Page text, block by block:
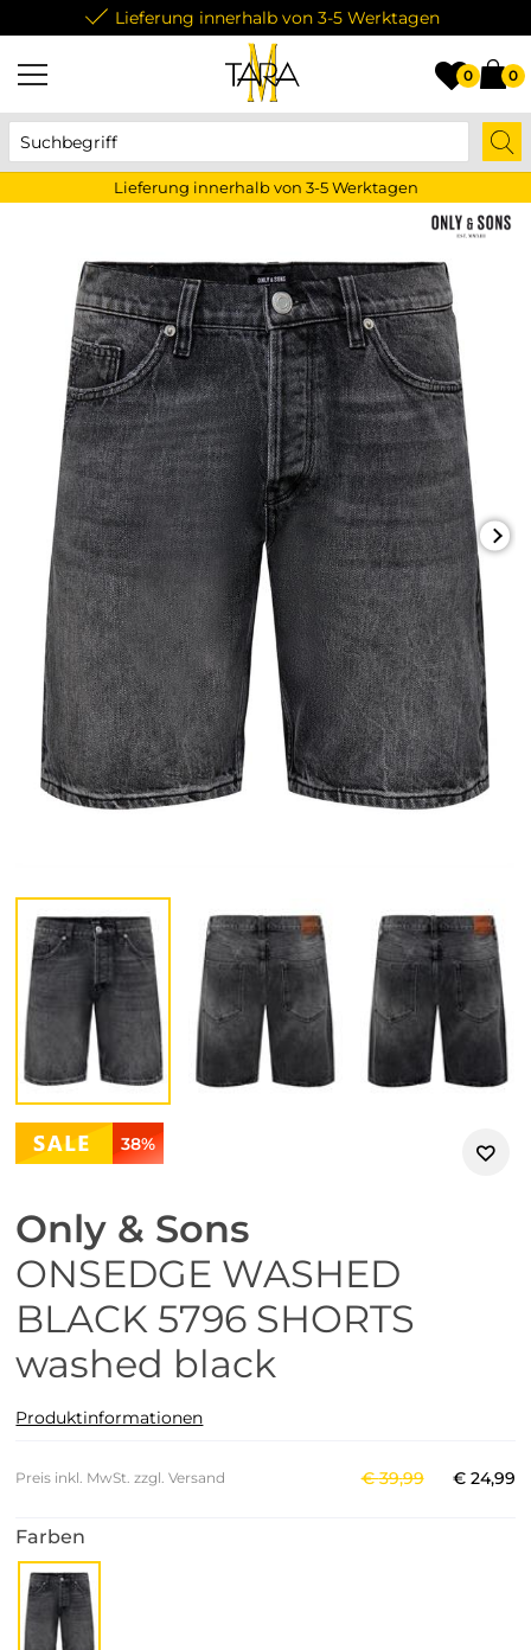
Lieferung innerhalb von 3-5 Werktagen
0 0
Lieferung innerhalb von 3-5 Werktagen
38%
Only & Sons
ONSEDGE WASHED
BLACK 5796 SHORTS
washed black
Produktinformationen
Preis inkl. MwSt. zzgl. Versand €39,99 € 24,99
Farben